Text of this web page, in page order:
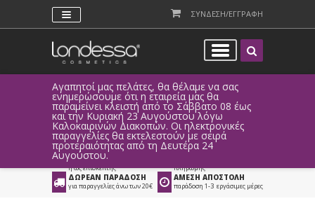
ΣΥΝΔΕΣΗ/ΕΓΓΡΑΦΗ
Αγαπητοί μας πελάτες, θα θέλαμε να σας
ενημερώσουμε ότι η εταιρεία μας θα
παραμείνει κλειστή από το Σάββατο 08 έως
και την Κυριακή 23 Αυγούστου λόγω
Καλοκαιρινών Διακοπών. Οι ηλεκτρονικές
παραγγελίες θα εκτελεστούν με σειρά
προτεραιότητας από τη Δευτέρα 24
Αυγούστου.
Προϊόντα > Μαλλιά
>
Βαφές Μαλλιών
> Βαφή Μαλλιών Wella
ΑΜΕΣΗ ΣΥΝΔΕΣΗ
Facebook, Gmail
ή ως επισκέπτης
ΕΥΚΟΛΕΣ ΑΓΟΡΕΣ
πληρωμής
ΔΩΡΕΑΝ ΠΑΡΑΔΟΣΗ
για παραγγελίες άνω των 20€
ΑΜΕΣΗ ΑΠΟΣΤΟΛΗ
παράδοση 1-3 εργάσιμες μέρες